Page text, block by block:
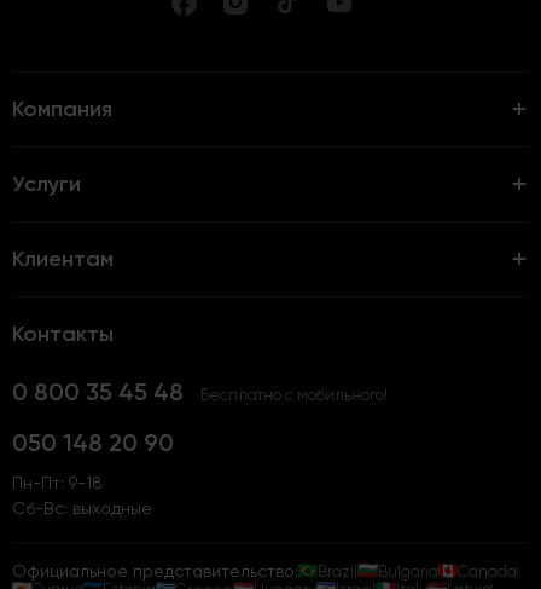
Компания
Услуги
Клиентам
Контакты
0 800 35 45 48 Бесплатно с мобильного!
050 148 20 90
Пн-Пт: 9-18
Сб-Вс: выходные
Официальное представительство: Brazil Bulgaria
Canada